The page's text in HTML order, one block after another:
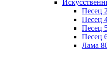
Песец
Песец
Песец
Песец
Лама